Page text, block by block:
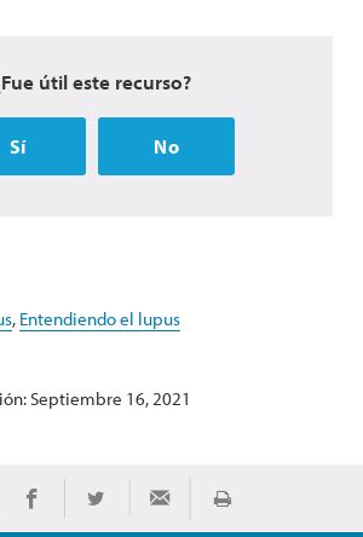
útil este recurso?
Sí No
, Entendiendo el lupus
Septiembre 16, 2021
Share on Facebook
Share on TwitterShare via EmailImprimir